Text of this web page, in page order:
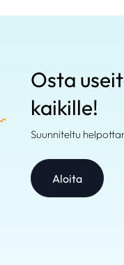
Osta
kaikille!
Suunniteltu
Aloita